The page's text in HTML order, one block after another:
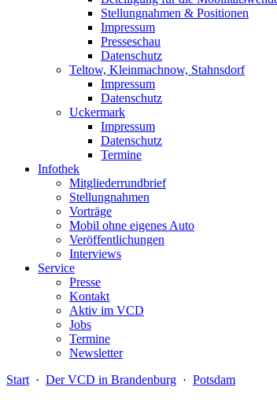
Stellungnahmen & Positionen
Impressum
Presseschau
Datenschutz
Teltow, Kleinmachnow, Stahnsdorf
Impressum
Datenschutz
Uckermark
Impressum
Datenschutz
Termine
Infothek
Mitgliederrundbrief
Stellungnahmen
Vorträge
Mobil ohne eigenes Auto
Veröffentlichungen
Interviews
Service
Presse
Kontakt
Aktiv im VCD
Jobs
Termine
Newsletter
Start · Der VCD in Brandenburg · Potsdam